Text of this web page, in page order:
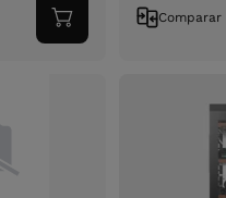
Adicionar
ao
Comparar